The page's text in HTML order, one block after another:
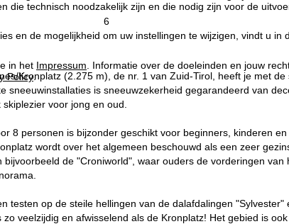
die technisch noodzakelijk zijn en die nodig zijn voor de
en de mogelijkheid om uw instellingen te wijzigen, vindt u in
in het Impressum . Informatie over de doeleinden en jouw
Policy.
6
Kronplatz (2.275 m), de nr. 1 van Zuid-Tirol, heeft je met
sneeuwinstallaties is sneeuwzekerheid gegarandeerd van
voor jong en oud.
8 personen is bijzonder geschikt voor beginners, kinderen
wordt over het algemeen beschouwd als een zeer
de "Croniworld", waar ouders de vorderingen
testen op de steile hellingen van de dalafdalingen
veelzijdig en afwisselend als de Kronplatz! Het gebied is